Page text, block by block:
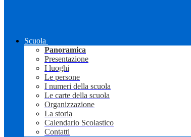
Scuola
Panoramica
Presentazione
I luoghi
Le persone
I numeri della scuola
Le carte della scuola
Organizzazione
La storia
Calendario Scolastico
Contatti